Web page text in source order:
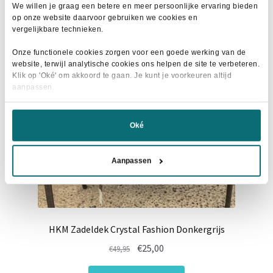
We willen je graag een betere en meer persoonlijke ervaring bieden
op onze website daarvoor gebruiken we cookies en
vergelijkbare technieken.
Onze functionele cookies zorgen voor een goede werking van de
website, terwijl analytische cookies ons helpen de site te verbeteren.
Klik op 'Oké' om akkoord te gaan. Je kunt je voorkeuren altijd
aanpassen.
Oké
Aanpassen
variaties.
Deze
kan
gekozen
op
HKM Zadeldek Crystal Fashion Donkergrijs
- 48%
€49,95
Oorspronkelijke
prijs
€25,00
prijs